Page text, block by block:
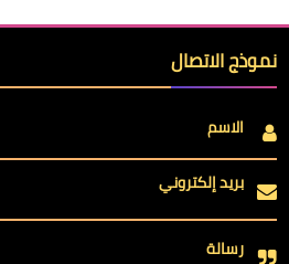
نموذج الاتصال
الاسم
بريد إلكتروني
رسالة